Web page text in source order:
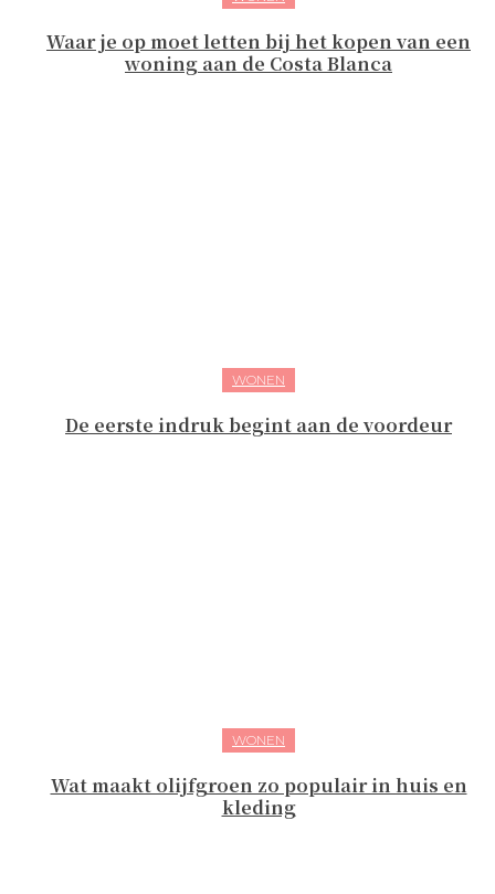
Waar je op moet letten bij het kopen van een
woning aan de Costa Blanca
WONEN
De eerste indruk begint aan de voordeur
WONEN
Wat maakt olijfgroen zo populair in huis en
kleding